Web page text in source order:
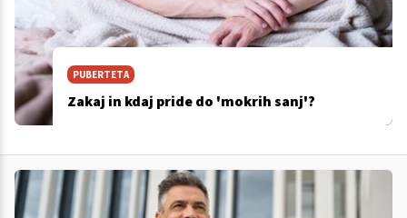
PUBERTETA
Zakaj in kdaj pride do 'mokrih sanj'?